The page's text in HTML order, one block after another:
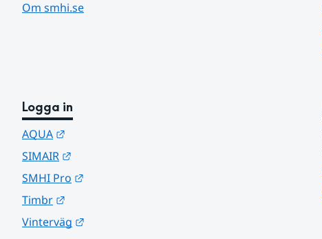
Om smhi.se
Logga in
AQUA
SIMAIR
SMHI Pro
Timbr
Vinterväg